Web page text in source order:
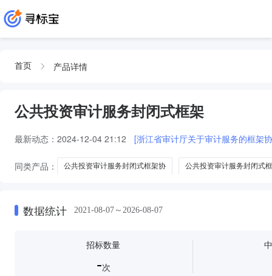
首页 产品详情
公共投资审计服务封闭式框架
最新动态： 2024-12-04 21:12 [浙江省审计厅关于审计服务的框架
同类产品： 公共投资审计服务封闭式框架协 公共投资审计服务封闭式
数据统计 2021-08-07～2026-08-07
招标数量
-次